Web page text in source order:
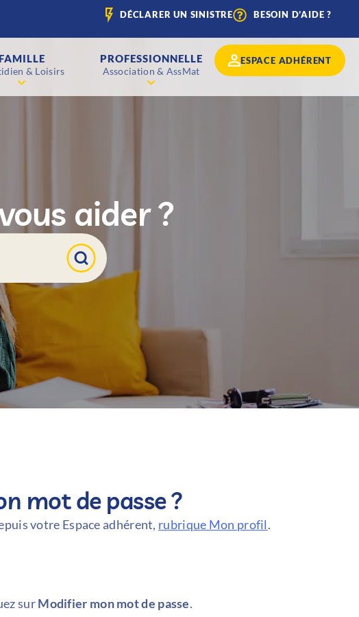
DÉCLARER UN SINISTRE BESOIN D’AIDE ?
FAMILLE
& Loisirs
PROFESSIONNELLE
Association & AssMat
ESPACE ADHÉRENT
aider ?
mot de passe ?
votre Espace adhérent, rubrique Mon profil.
surModifier mon mot de passe.